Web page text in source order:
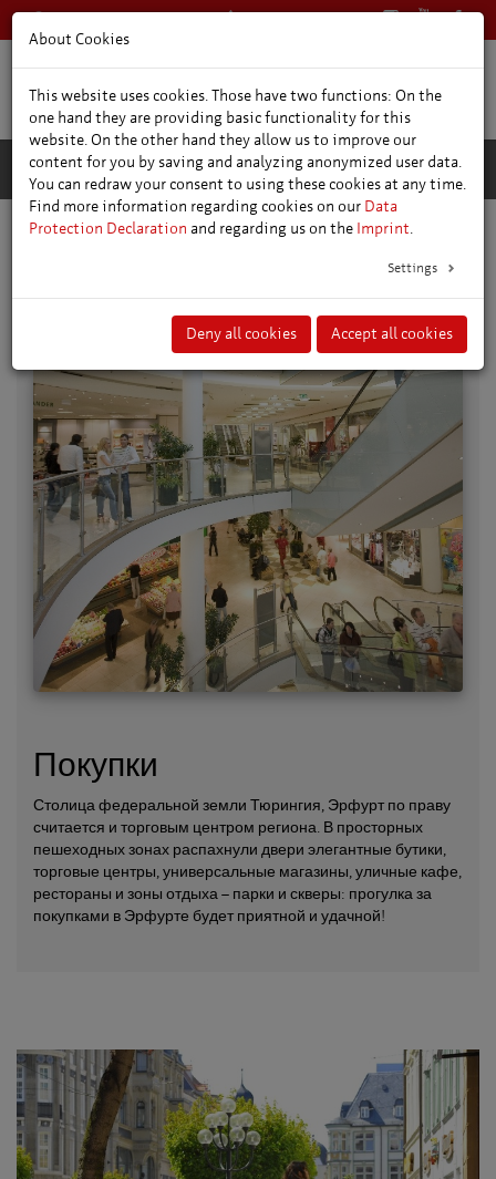
+49 361 66400
Покупки
Покупки
Столица федеральной земли Тюрингия, Эрфурт по праву
считается и торговым центром региона. В просторных
пешеходных зонах распахнули двери элегантные бутики,
торговые центры, универсальные магазины, уличные кафе,
рестораны и зоны отдыха – парки и скверы: прогулка за
покупками в Эрфурте будет приятной и удачной!
About Cookies
This website uses cookies. Those have two functions: On the
one hand they are providing basic functionality for this
website. On the other hand they allow us to improve our
content for you by saving and analyzing anonymized user data.
You can redraw your consent to using these cookies at any time.
Find more information regarding cookies on our Data
Protection Declaration and regarding us on the Imprint.
Settings
Deny all cookies Accept all cookies